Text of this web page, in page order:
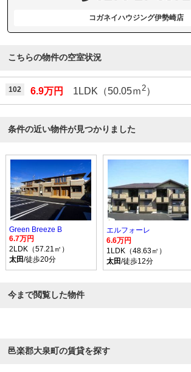
コガネイハウジング伊勢崎店
こちらの物件の空室状況
102 6.9万円 1LDK（50.05ｍ2）
条件の近い物件が見つかりました
Green Breeze B
6.7万円
2LDK（57.21㎡）
太田/徒歩20分
エルフォーレ
6.6万円
1LDK（48.63㎡）
太田/徒歩12分
今まで閲覧した物件
邑楽郡大泉町の賃貸を探す